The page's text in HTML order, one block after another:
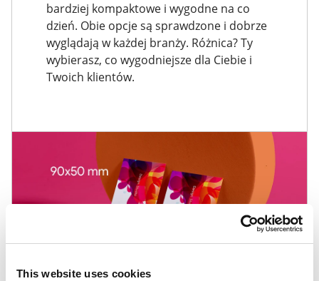
This website uses cookies
bardziej kompaktowe i wygodne na co
dzień. Obie opcje są sprawdzone i dobrze
wyglądają w każdej branży. Różnica? Ty
wybierasz, co wygodniejsze dla Ciebie i
Twoich klientów.